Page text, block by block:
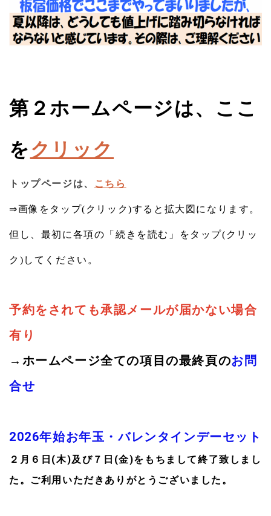
すが、断られてしまいました。誠に残念でなりません。い
つものことですが！
予定です。
新メニュー「美肌化高出力レーザー治療」を始めました。Q
スイッチYAGレーザーと炭酸ガスレーザーを駆使して、肌
ーター、イボ、傷痕などの治療にご利用ください。２回で
す。
2026.04.25
診し、寝たきり状態改善確認点滴テストを実施することと
顔イボと首イボをまとめた解説を作りましたのでご参照く
ださい。[顔・首いぼ除去]
2026.04.07
価格変更のお知らせ 2026年3月8日販売分よりシナール配
合錠の販売価格が変更となります ‍仕入れ価格高騰により
30日分 1100円→1800円となります。
昨年９月にレーザー施術機が故障し､メーカーの代替え機に
微妙な設定の調整ができず､点状出血あるいは軽い火傷が発
生し皆様にはご迷惑をおかけいたしました｡漸く本来の機械
の調子が元に戻りましたことご報告申し上げます｡約１週間
第２ホームページは、ここ
をクリック
トップページは、 こちら
⇒画像をタップ(クリック)すると拡大図になります。
但し、最初に各項の「続きを読む」をタップ(クリッ
ク)してください。
予約をされても承認メールが届かない場合
有り
→ホームページ全ての項目の最終頁のお問
合せ
2026年始お年玉・バレンタインデーセット
２月６日(木)及び７日(金)をもちまして終了致しまし
た。ご利用いただきありがとうございました。